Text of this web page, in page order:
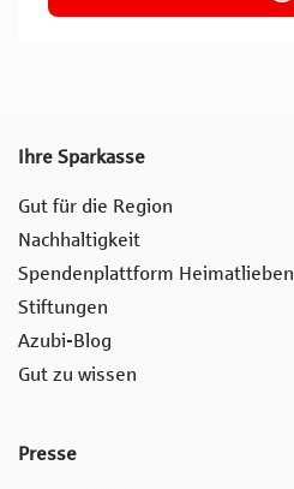
Ihre Sparkasse
Gut für die Region
Nachhaltigkeit
Spendenplattform Heimatlieben
Stiftungen
Azubi-Blog
Gut zu wissen
Presse